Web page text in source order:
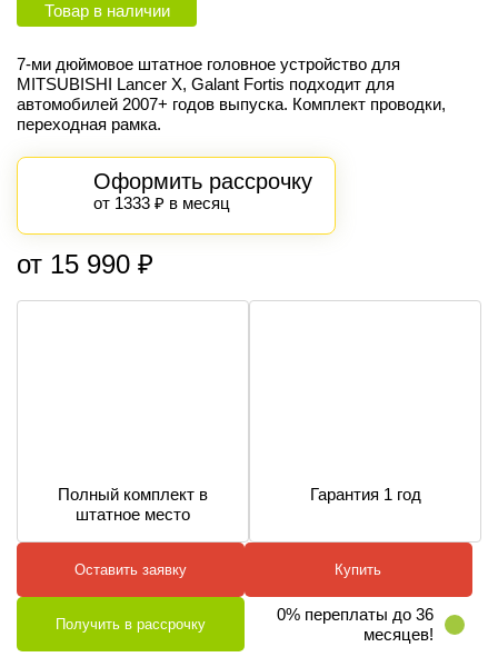
Товар в наличии
7-ми дюймовое штатное головное устройство для
MITSUBISHI Lancer Х, Galant Fortis подходит для
автомобилей 2007+ годов выпуска. Комплект проводки,
переходная рамка.
Оформить рассрочку
от 1333 ₽ в месяц
от 15 990 ₽
Полный комплект в
штатное место
Гарантия 1 год
Оставить заявку Купить
Получить в рассрочку
0% переплаты до 36
месяцев!